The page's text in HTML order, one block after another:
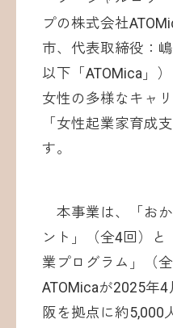
プの株式会社
市、代表取締役：
以下「ATOMica」
女性の多様なキャ
「女性起業家育成
す。
本事業は、「おか
ント」（全4回）と
業プログラム」（
ATOMicaが2025年
阪を拠点に約5,000